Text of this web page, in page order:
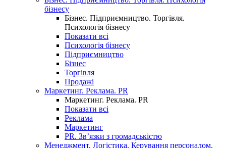
бізнесу
Бізнес. Підприємництво. Торгівля.
Психологія бізнесу
Показати всі
Психологія бізнесу
Підприємництво
Бізнес
Торгівля
Продажі
Маркетинг. Реклама. PR
Маркетинг. Реклама. PR
Показати всі
Реклама
Маркетинг
PR. Зв’язки з громадськістю
Менеджмент. Логістика. Керування персоналом.